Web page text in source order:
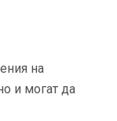
на
и могат да